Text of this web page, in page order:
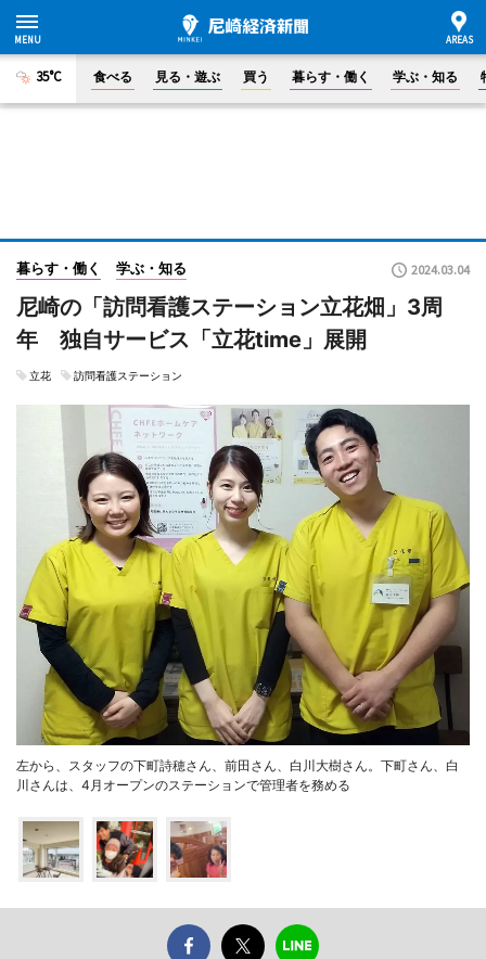
35°C 食べる 見る・遊ぶ 買う 暮らす・働く 学ぶ・知る
暮らす・働く 学ぶ・知る 2024.03.04
尼崎の「訪問看護ステーション立花畑」3周
年 独自サービス「立花time」展開
立花 訪問看護ステーション
左から、スタッフの下町詩穂さん、前田さん、白川大樹さん。下町さん、白
川さんは、4月オープンのステーションで管理者を務める